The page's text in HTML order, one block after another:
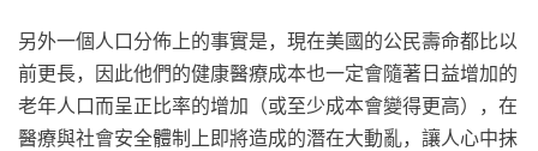
另外一個人口分佈上的事實是，現在美國的公民壽命都比以
前更長，因此他們的健康醫療成本也一定會隨著日益增加的
老年人口而呈正比率的增加（或至少成本會變得更高），在
醫療與社會安全體制上即將造成的潛在大動亂，讓人心中抹